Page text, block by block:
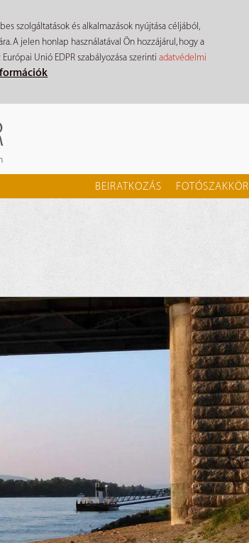
szolgáltatások és alkalmazások nyújtása céljából,
A jelen honlap használatával Ön hozzájárul, hogy a
Unió EDPR szabályozása szerintiadatvédelmi
BEIRATKOZÁS FOTÓSZAKKÖR